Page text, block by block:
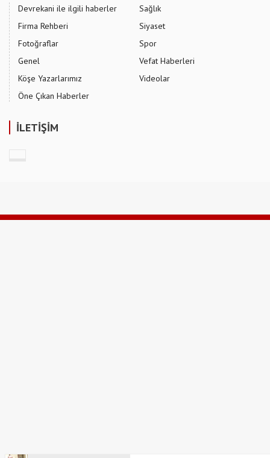
Devrekani ile ilgili haberler
Firma Rehberi
Fotoğraflar
Genel
Köşe Yazarlarımız
Öne Çıkan Haberler
Sağlık
Siyaset
Spor
Vefat Haberleri
Videolar
İLETİŞİM